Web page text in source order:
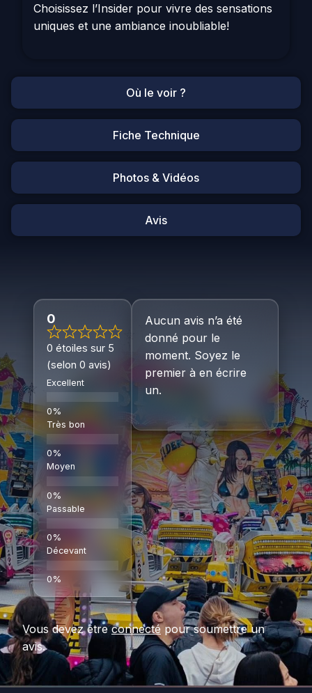
Où le voir ?
Fiche Technique
Photos & Vidéos
Avis
Choisissez l’Insider pour vivre des sensations
uniques et une ambiance inoubliable!
0
0 étoiles sur 5
(selon 0 avis)
Excellent
Très bon
Moyen
Passable
Décevant
Aucun avis n’a été
donné pour le
moment. Soyez le
premier à en écrire
un.
Vous devez êtreconnecté pour soumettre un
avis.